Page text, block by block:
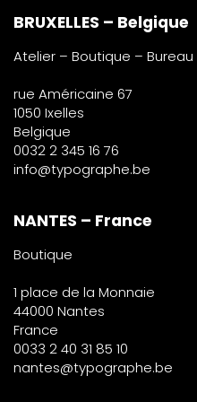
BRUXELLES – Belgique
Atelier – Boutique – Bureau
rue Américaine 67
1050 Ixelles
Belgique
0032 2 345 16 76
info@typographe.be
NANTES – France
Boutique
1 place de la Monnaie
44000 Nantes
France
0033 2 40 31 85 10
nantes@typographe.be